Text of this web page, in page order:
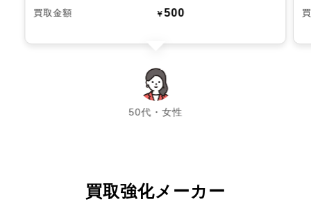
買取金額 ￥500
50代・女性
chevron_left chevron_right
買取強化メーカー